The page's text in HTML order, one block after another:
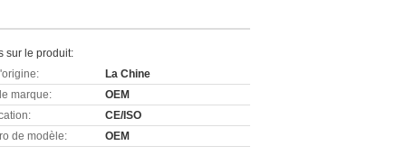
sur le produit:
La Chine
marque:
OEM
CE/ISO
de modèle:
OEM